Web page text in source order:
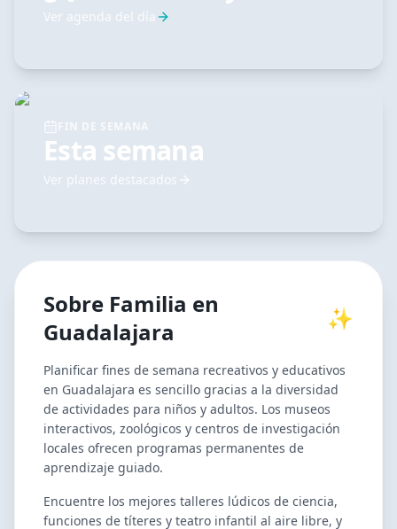
Ver agenda del día
Esta semana
Ver planes destacados
Sobre Familia en
Guadalajara
✨
Planificar fines de semana recreativos y educativos
en Guadalajara es sencillo gracias a la diversidad
de actividades para niños y adultos. Los museos
interactivos, zoológicos y centros de investigación
locales ofrecen programas permanentes de
aprendizaje guiado.
Encuentre los mejores talleres lúdicos de ciencia,
funciones de títeres y teatro infantil al aire libre, y